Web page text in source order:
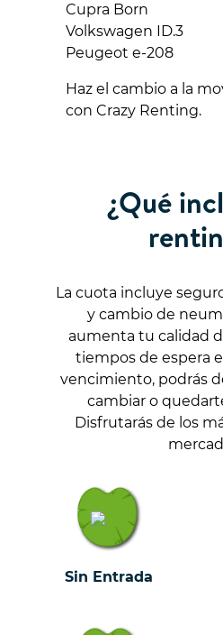
Cupra Born
Volkswagen ID.3
Peugeot e-208
Haz el cambio a la
con Crazy Renting.
¿Qué
La cuota incluye
y cambio de
aumenta tu calidad
tiempos de espera
vencimiento, podrás
cambiar o
Disfrutarás de los
Sin Entrada